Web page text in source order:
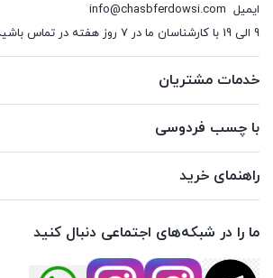
ایمیل info@chasbferdowsi.com
9 الی 19 با کارشناسان ما در 7 روز هفته در تماس باشید.
خدمات مشتریان
با چسب فردوسی
راهنمای خرید
ما را در شبکه‌های اجتماعی دنبال کنید